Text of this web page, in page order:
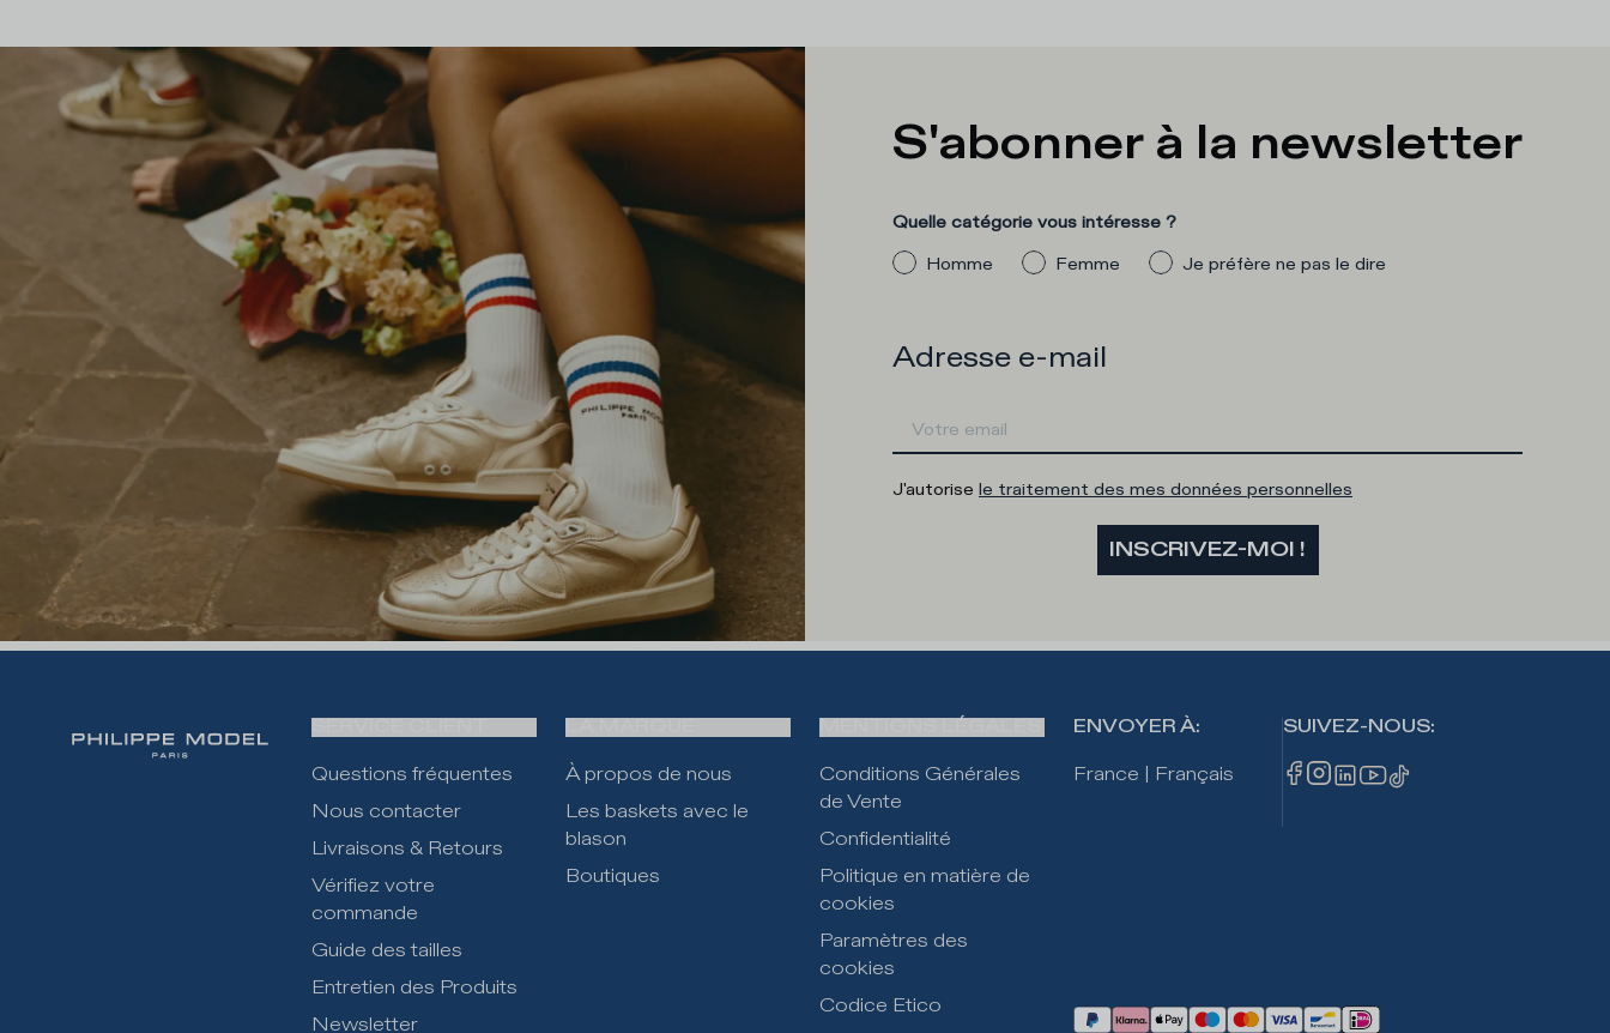
S'abonner à la newsletter
Quelle catégorie vous intéresse ?
Homme
Femme Je préfère ne pas le dire
Adresse e-mail
J'autorise le traitement des mes données personnelles
INSCRIVEZ-MOI !
Questions fréquentes
Nous contacter
Livraisons & Retours
Vérifiez votre
commande
Guide des tailles
Entretien des Produits
Newsletter
À propos de nous
Les baskets avec le
blason
Boutiques
Conditions Générales
de Vente
Confidentialité
Politique en matière de
cookies
Paramètres des
cookies
Codice Etico
ENVOYER À:
France
Français
SUIVEZ-NOUS: